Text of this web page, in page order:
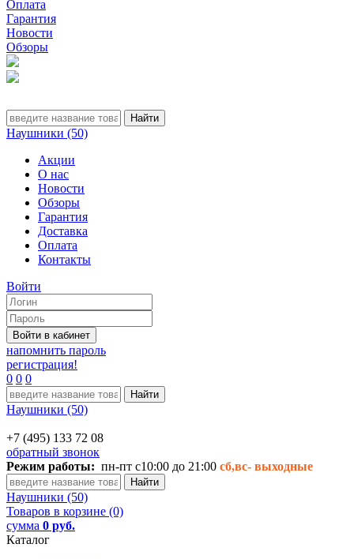
Оплата
Гарантия
Новости
Обзоры
Наушники (50)
Акции
О нас
Новости
Обзоры
Гарантия
Доставка
Оплата
Контакты
Войти
напомнить пароль
регистрация!
0 0 0
Наушники (50)
+7 (495) 133 72 08
обратный звонок
Режим работы: пн-пт с10:00 до 21:00 сб,вс- выходные
Наушники (50)
Товаров в корзине (0)
сумма 0 руб.
Каталог